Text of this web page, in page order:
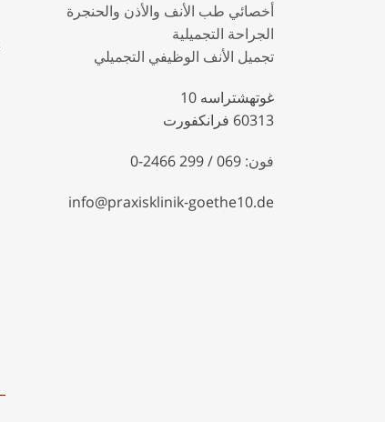
أخصائي طب الأنف والأذن والحنجرة
الجراحة التجميلية
تجميل الأنف الوظيفي التجميلي
غوتهشتراسه 10
60313 فرانكفورت
فون: 069 / 299 2466-0
info@praxisklinik-goethe10.de